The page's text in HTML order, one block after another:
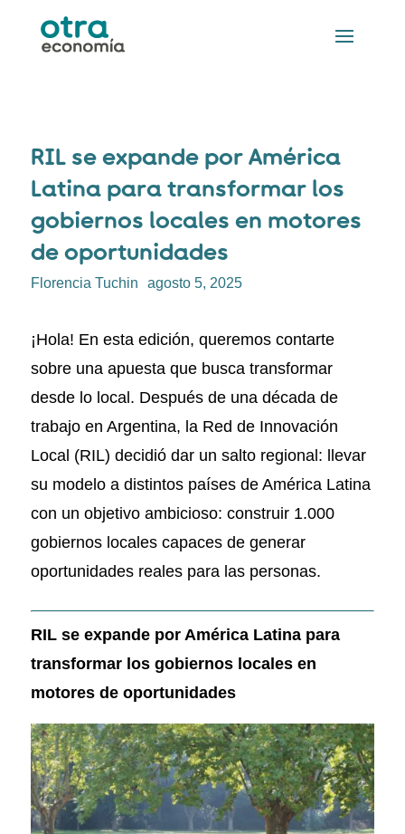
RIL se expande por América
Latina para transformar los
gobiernos locales en motores
de oportunidades
Florencia Tuchin agosto 5, 2025
¡Hola! En esta edición, queremos contarte
sobre una apuesta que busca transformar
desde lo local. Después de una década de
trabajo en Argentina, la Red de Innovación
Local (RIL) decidió dar un salto regional: llevar
su modelo a distintos países de América Latina
con un objetivo ambicioso: construir 1.000
gobiernos locales capaces de generar
oportunidades reales para las personas.
RIL se expande por América Latina para
transformar los gobiernos locales en
motores de oportunidades